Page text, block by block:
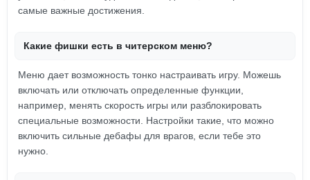
самые важные достижения.
Какие фишки есть в читерском меню?
Меню дает возможность тонко настраивать игру. Можешь
включать или отключать определенные функции,
например, менять скорость игры или разблокировать
специальные возможности. Настройки такие, что можно
включить сильные дебафы для врагов, если тебе это
нужно.